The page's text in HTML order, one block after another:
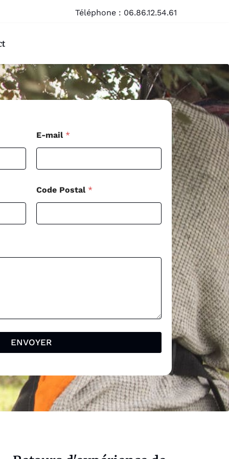
Téléphone : 06.86.12.54.61
E-mail *
Code Postal *
ENVOYER